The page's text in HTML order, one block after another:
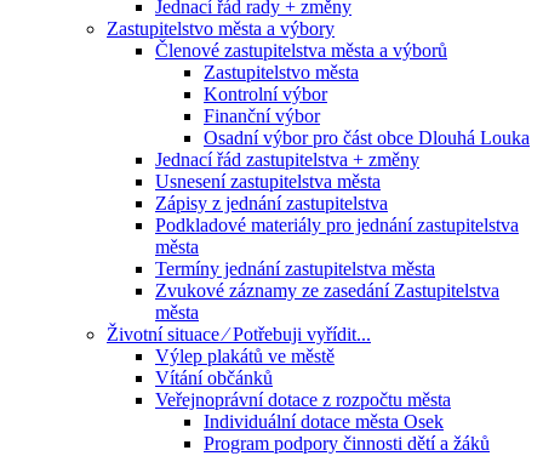
Jednací řád rady + změny
Zastupitelstvo města a výbory
Členové zastupitelstva města a výborů
Zastupitelstvo města
Kontrolní výbor
Finanční výbor
Osadní výbor pro část obce Dlouhá Louka
Jednací řád zastupitelstva + změny
Usnesení zastupitelstva města
Zápisy z jednání zastupitelstva
Podkladové materiály pro jednání zastupitelstva
města
Termíny jednání zastupitelstva města
Zvukové záznamy ze zasedání Zastupitelstva
města
Životní situace ⁄ Potřebuji vyřídit...
Výlep plakátů ve městě
Vítání občánků
Veřejnoprávní dotace z rozpočtu města
Individuální dotace města Osek
Program podpory činnosti dětí a žáků